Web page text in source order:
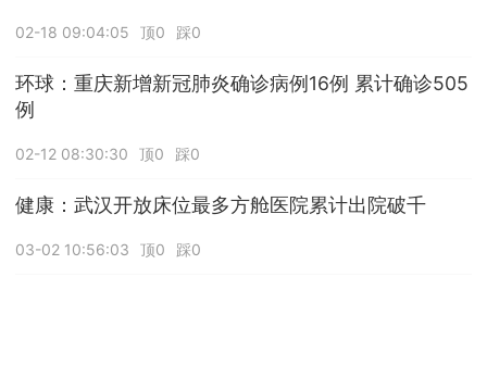
02-18 09:04:05 顶0 踩0
环球：重庆新增新冠肺炎确诊病例16例 累计确诊505
例
02-12 08:30:30 顶0 踩0
健康：武汉开放床位最多方舱医院累计出院破千
03-02 10:56:03 顶0 踩0